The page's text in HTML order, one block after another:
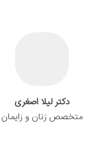
دکتر لیلا اصغری
متخصص زنان و زایمان